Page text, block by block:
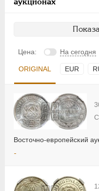
Цена: На сегодня
ORIGINAL EUR
Восточно-европейский
-